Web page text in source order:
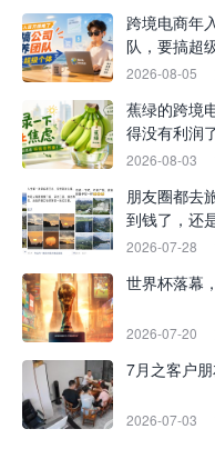
跨境电商年
队，要搞超
2026-08-05
蕉绿的跨境
得没有利润了
2026-08-03
朋友圈都去
到钱了，还
2026-07-28
世界杯落幕
2026-07-20
7月之客户
2026-07-03